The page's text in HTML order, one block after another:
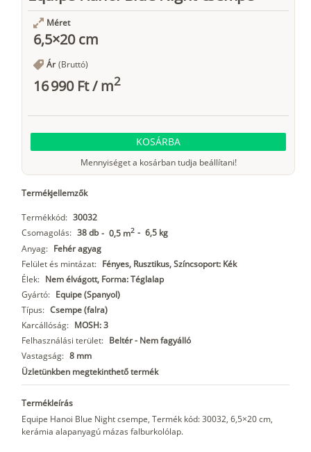
Méret
6,5×20 cm
Ár (Bruttó)
16 990 Ft/m2
KOSÁRBA
Mennyiséget a kosárban tudja beállítani!
Termékjellemzők
Termékkód: 30032
Csomagolás: 38 db - 0,5 m2 - 6,5 kg
Anyag: Fehér agyag
Felület és mintázat: Fényes, Rusztikus, Színcsoport: Kék
Élek: Nem élvágott, Forma: Téglalap
Gyártó: Equipe (Spanyol)
Típus: Csempe (falra)
Karcállóság: MOSH: 3
Felhasználási terület: Beltér - Nem fagyálló
Vastagság: 8 mm
Üzletünkben megtekinthető termék
Termékleírás
Equipe Hanoi Blue Night csempe, Termék kód: 30032, 6,5×20 cm,
kerámia alapanyagú mázas falburkolólap.